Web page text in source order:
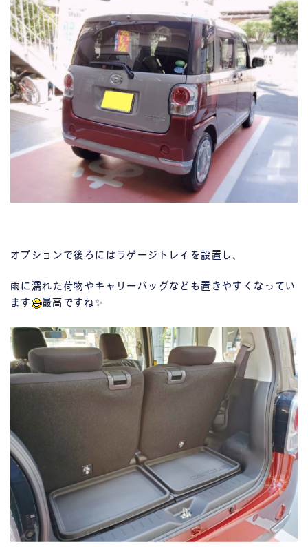
オプションで後ろにはラゲージトレイを設置し、
雨に濡れた荷物やキャリーバッグなども置きやすくなってい
ます
最高ですね✨